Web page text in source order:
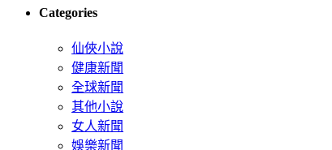
Categories
仙俠小說
健康新聞
全球新聞
其他小說
女人新聞
娛樂新聞